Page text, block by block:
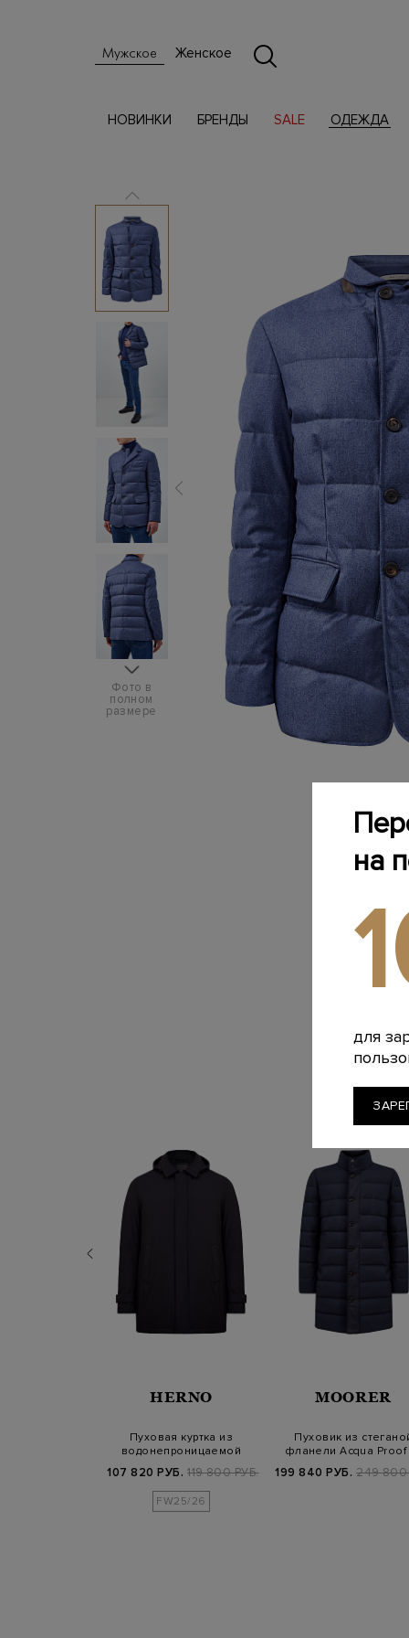
Мужское Женское
НОВИНКИ БРЕНДЫ SALE ОДЕЖДА
Фото в
полном
размере
HERNO
Пуховая куртка из
водонепроницаемой
107 820 РУБ. 119 800 РУБ.
FW25/26
MOORER
Пуховик из
фланели Acqua Proof
199 840 РУБ. 249 800
на
для